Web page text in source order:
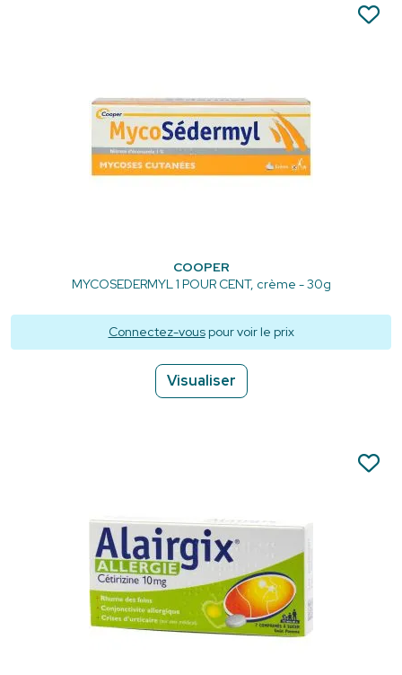
COOPER
MYCOSEDERMYL 1 POUR CENT, crème - 30g
Connectez-vouspour voir le prix
Visualiser